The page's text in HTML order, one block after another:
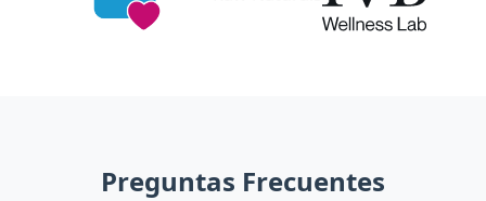
Preguntas Frecuentes